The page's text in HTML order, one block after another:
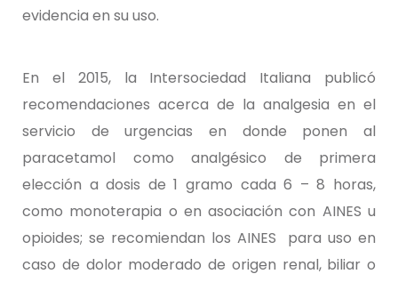
evidencia en su uso.
En el 2015, la Intersociedad Italiana publicó
recomendaciones acerca de la analgesia en el
servicio de urgencias en donde ponen al
paracetamol como analgésico de primera
elección a dosis de 1 gramo cada 6 – 8 horas,
como monoterapia o en asociación con AINES u
opioides; se recomiendan los AINES para uso en
caso de dolor moderado de origen renal, biliar o